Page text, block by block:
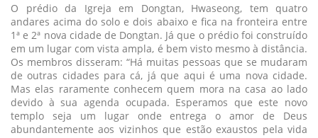
O prédio da Igreja em Dongtan, Hwaseong, tem quatro
andares acima do solo e dois abaixo e fica na fronteira entre
1ª e 2ª nova cidade de Dongtan. Já que o prédio foi construído
em um lugar com vista ampla, é bem visto mesmo à distância.
Os membros disseram: “Há muitas pessoas que se mudaram
de outras cidades para cá, já que aqui é uma nova cidade.
Mas elas raramente conhecem quem mora na casa ao lado
devido à sua agenda ocupada. Esperamos que este novo
templo seja um lugar onde entrega o amor de Deus
abundantemente aos vizinhos que estão exaustos pela vida